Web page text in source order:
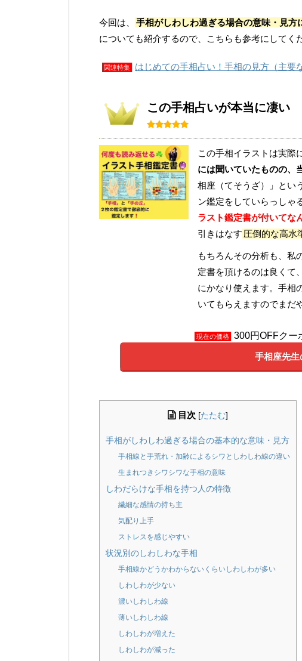
今回は、 手相がしわしわ過ぎる場合の意味・見方
についても紹介するので、こちらも参考にしてく
関連特集 はじめての手相占い！手相の見方（主要
この手相占いが本当に凄い
この手相イラストは実際
には聞いていたものの、
相座（てそうざ）」とい
ン鑑定をしていらっしゃ
ラスト鑑定書が付いてな
引きはなす 圧倒的な高水
もちろんその分析も、私
定書を頂けるのは良くて
にかなり使えます。手相
いてもらえますのでまだ
現在の価格 300円OFFクー
手相座先
目次 [たたむ]
手相がしわしわ過ぎる場合の基本的な意味・見方
手相線と手荒れ・加齢によるシワとしわしわ線の違い
生まれつきシワシワな手相の意味
しわだらけな手相を持つ人の特徴
繊細な感情の持ち主
気配り上手
ストレスを感じやすい
状況別のしわしわな手相
手相線かどうかわからないくらいしわしわが多い
しわしわが少ない
濃いしわしわ線
薄いしわしわ線
しわしわが増えた
しわしわが減った